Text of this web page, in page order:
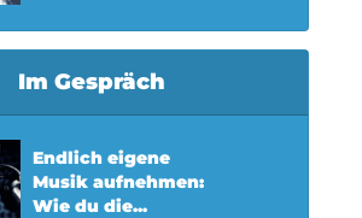
Im Gespräch
Endlich eigene
Musik aufnehmen:
Wie du die...